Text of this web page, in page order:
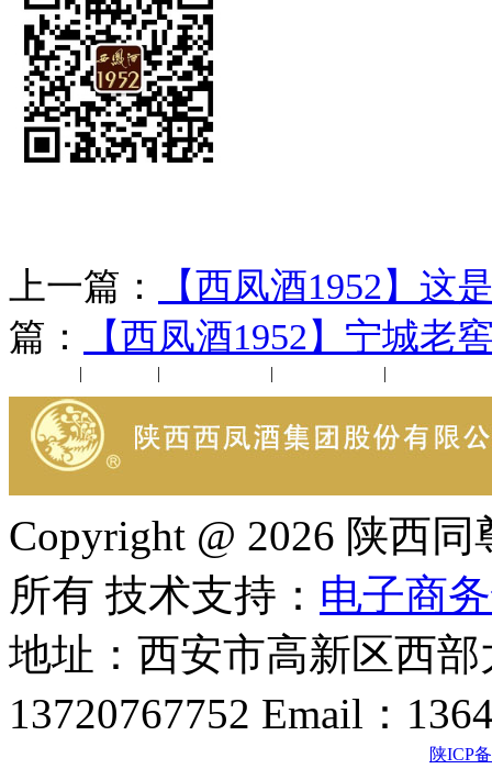
上一篇：
【西凤酒1952】这
篇：
【西凤酒1952】宁城老
| | | |
Copyright @ 2026 陕西
所有 技术支持： 电子商
地址：西安市高新区西
13720767752 Email：
陕ICP